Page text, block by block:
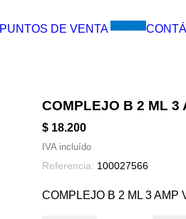
PUNTOS DE VENTA
COMPLEJO B 2 ML 3
$ 18.200
IVA incluído
Referencia: 100027566
COMPLEJO B 2 ML 3 AMP